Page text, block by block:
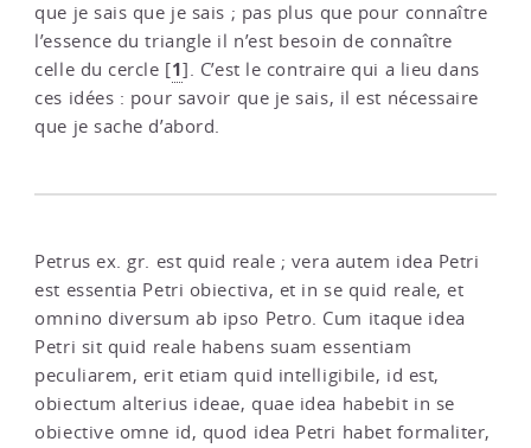
que je sais que je sais ; pas plus que pour connaître
l’essence du triangle il n’est besoin de connaître
celle du cercle [1]. C’est le contraire qui a lieu dans
ces idées : pour savoir que je sais, il est nécessaire
que je sache d’abord.
Petrus ex. gr. est quid reale ; vera autem idea Petri
est essentia Petri obiectiva, et in se quid reale, et
omnino diversum ab ipso Petro. Cum itaque idea
Petri sit quid reale habens suam essentiam
peculiarem, erit etiam quid intelligibile, id est,
obiectum alterius ideae, quae idea habebit in se
obiective omne id, quod idea Petri habet formaliter,